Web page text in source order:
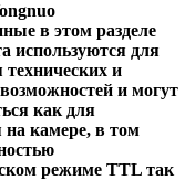
в этом разделе
используются для
и
и могут
как для
камере, в том
режиме TTL так